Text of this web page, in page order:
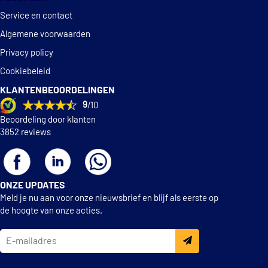
Mintex MSK287
Mintex MSP315
Mintex MSP323
Pagid H8720N
TRW GS8526
TRW GS8681
Textar 83044701
Service en contact
Algemene voorwaarden
Privacy policy
Cookiebeleid
KLANTENBEOORDELINGEN
9/10
Beoordeling door klanten
3852 reviews
ONZE UPDATES
Meld je nu aan voor onze nieuwsbrief en blijf als eerste op
de hoogte van onze acties.